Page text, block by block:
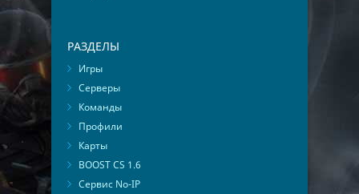
РАЗДЕЛЫ
Игры
Серверы
Команды
Профили
Карты
BOOST CS 1.6
Сервис No-IP